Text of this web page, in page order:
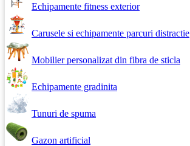
Echipamente fitness exterior
Carusele si echipamente parcuri distractie
Mobilier personalizat din fibra de sticla
Echipamente gradinita
Tunuri de spuma
Gazon artificial